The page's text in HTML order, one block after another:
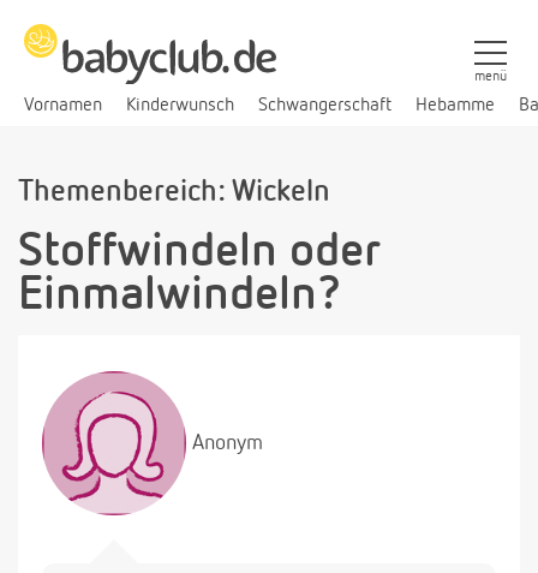
Vornamen Kinderwunsch Schwangerschaft Hebamme
menü
Themenbereich: Wickeln
Stoffwindeln oder
Einmalwindeln?
Anonym